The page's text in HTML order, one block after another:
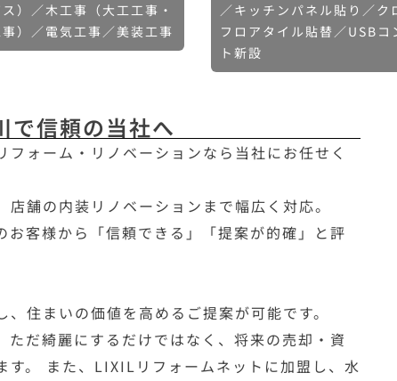
）／木工事（大工工事・
）／電気工事／美装工事
／キッチンパネル貼り／ク
フロアタイル貼替／USBコ
ト新設
で信頼の当社へ
ォーム・リノベーションなら当社にお任せく
舗の内装リノベーションまで幅広く対応。
客様から「信頼できる」「提案が的確」と評
住まいの価値を高めるご提案が可能です。
だ綺麗にするだけではなく、将来の売却・資
す。 また、LIXILリフォームネットに加盟し、水